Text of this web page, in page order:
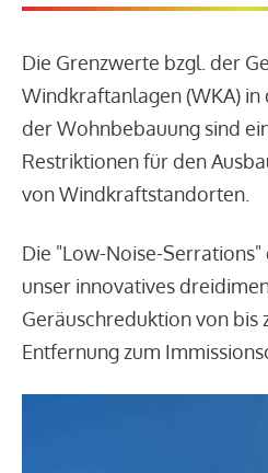
Die Grenzwerte bzgl. der
Windkraftanlagen (WKA)
der Wohnbebauung sind
Restriktionen für den
von Windkraftstandorten.
Die "Low-Noise-
unser innovatives
Geräuschreduktion von bis
Entfernung zum